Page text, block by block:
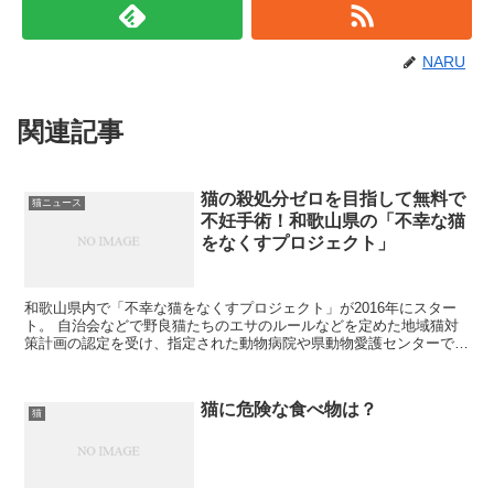
NARU
関連記事
猫ニュース
猫の殺処分ゼロを目指して無料で
不妊手術！和歌山県の「不幸な猫
をなくすプロジェクト」
和歌山県内で「不幸な猫をなくすプロジェクト」が2016年にスター
ト。 自治会などで野良猫たちのエサのルールなどを定めた地域猫対
策計画の認定を受け、指定された動物病院や県動物愛護センターで不
猫 猫に危険な食べ物は？